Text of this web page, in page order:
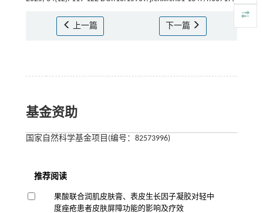
上一篇 下一篇
基金资助
国家自然科学基金项目(编号：82573996)